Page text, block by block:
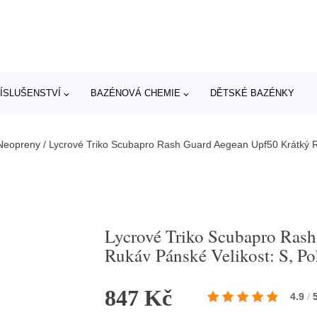
BAZÉNOVÁ CHEMIE DĚTSKÉ BAZÉNKY
/ Lycrové Triko Scubapro Rash Guard Aegean Upf50 Krátký
Lycrové Triko Scubapro
Rukáv Pánské Velikost: S,
847 Kč 4.9 /